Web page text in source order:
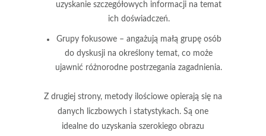
uzyskanie szczegółowych informacji na temat
ich doświadczeń.
Grupy fokusowe– angażują małą grupę osób
do dyskusji na określony temat, co może
ujawnić różnorodne postrzegania zagadnienia.
Z drugiej strony, metody ilościowe opierają się na
danych liczbowych i statystykach. Są one
idealne do uzyskania szerokiego obrazu